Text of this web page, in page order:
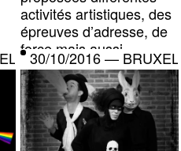
activités artistiques, des
épreuves d’adresse, de
force mais aussi
d’élégance, ainsi que
des sports amusants, le
tout sur de la musique
en coupé-décalé.
BE
30/10/2016 —